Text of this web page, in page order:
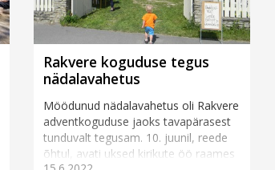
Rakvere koguduse tegus
nädalavahetus
Möödunud nädalavahetus oli Rakvere
adventkoguduse jaoks tavapärasest
tunduvalt tegusam. 10. juunil, reede
õhtul, avati uksed kirikute öö raames